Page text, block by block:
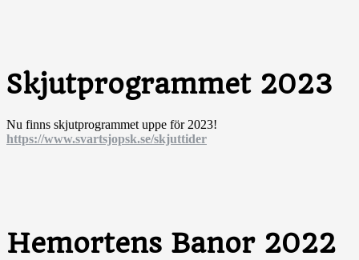
Skjutprogrammet 2023
Nu finns skjutprogrammet uppe för 2023!
https://www.svartsjopsk.se/skjuttider
Hemortens Banor 2022